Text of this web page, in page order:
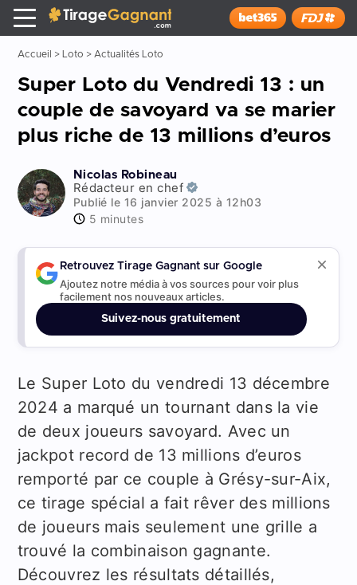
x
Tirage Gagnant
Installer
Accueil > Loto > Actualités Loto
Super Loto du Vendredi 13 : un
couple de savoyard va se marier
plus riche de 13 millions d’euros
Nicolas Robineau
Rédacteur en chef
Publié le 16 janvier 2025 à 12h03
5 minutes
Retrouvez Tirage Gagnant sur Google
Ajoutez notre média à vos sources pour voir plus
facilement nos nouveaux articles.
Suivez-nous gratuitement
Le Super Loto du vendredi 13 décembre
2024 a marqué un tournant dans la vie
de deux joueurs savoyard. Avec un
jackpot record de 13 millions d’euros
remporté par ce couple à Grésy-sur-Aix,
ce tirage spécial a fait rêver des millions
de joueurs mais seulement une grille a
trouvé la combinaison gagnante.
Découvrez les résultats détaillés,